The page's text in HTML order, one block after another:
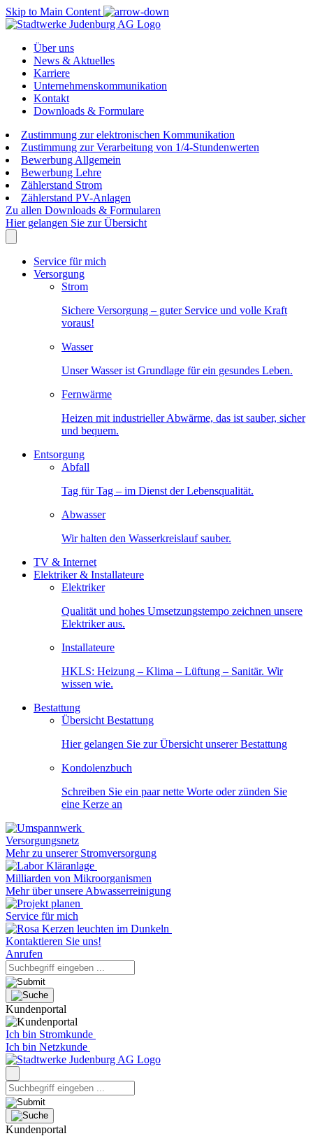
Skip to Main Content
Über uns
News & Aktuelles
Karriere
Unternehmenskommunikation
Kontakt
Downloads & Formulare
Zustimmung zur elektronischen Kommunikation
Zustimmung zur Verarbeitung von 1/4-Stundenwerten
Bewerbung Allgemein
Bewerbung Lehre
Zählerstand Strom
Zählerstand PV-Anlagen
Zu allen Downloads & Formularen
Hier gelangen Sie zur Übersicht
Service für mich
Versorgung
Strom
Sichere Versorgung – guter Service und volle Kraft
voraus!
Wasser
Unser Wasser ist Grundlage für ein gesundes Leben.
Fernwärme
Heizen mit industrieller Abwärme, das ist sauber, sicher
und bequem.
Entsorgung
Abfall
Tag für Tag – im Dienst der Lebensqualität.
Abwasser
Wir halten den Wasserkreislauf sauber.
TV & Internet
Elektriker & Installateure
Elektriker
Qualität und hohes Umsetzungstempo zeichnen unsere
Elektriker aus.
Installateure
HKLS: Heizung – Klima – Lüftung – Sanitär. Wir
wissen wie.
Bestattung
Übersicht Bestattung
Hier gelangen Sie zur Übersicht unserer Bestattung
Kondolenzbuch
Schreiben Sie ein paar nette Worte oder zünden Sie
eine Kerze an
Versorgungsnetz
Mehr zu unserer Stromversorgung
Milliarden von Mikroorganismen
Mehr über unsere Abwasserreinigung
Service für mich
Kontaktieren Sie uns!
Anrufen
Kundenportal
Ich bin Stromkunde
Ich bin Netzkunde
Kundenportal